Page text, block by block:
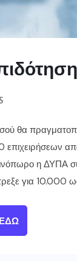
θα
επιχειρήσεων
η ΔΥΠΑ
για 10.000